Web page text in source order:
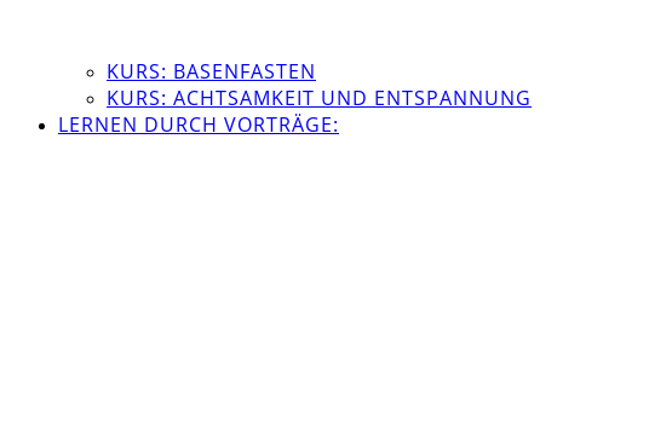
KURS: BASENFASTEN
KURS: ACHTSAMKEIT UND ENTSPANNUNG
LERNEN DURCH VORTRÄGE: